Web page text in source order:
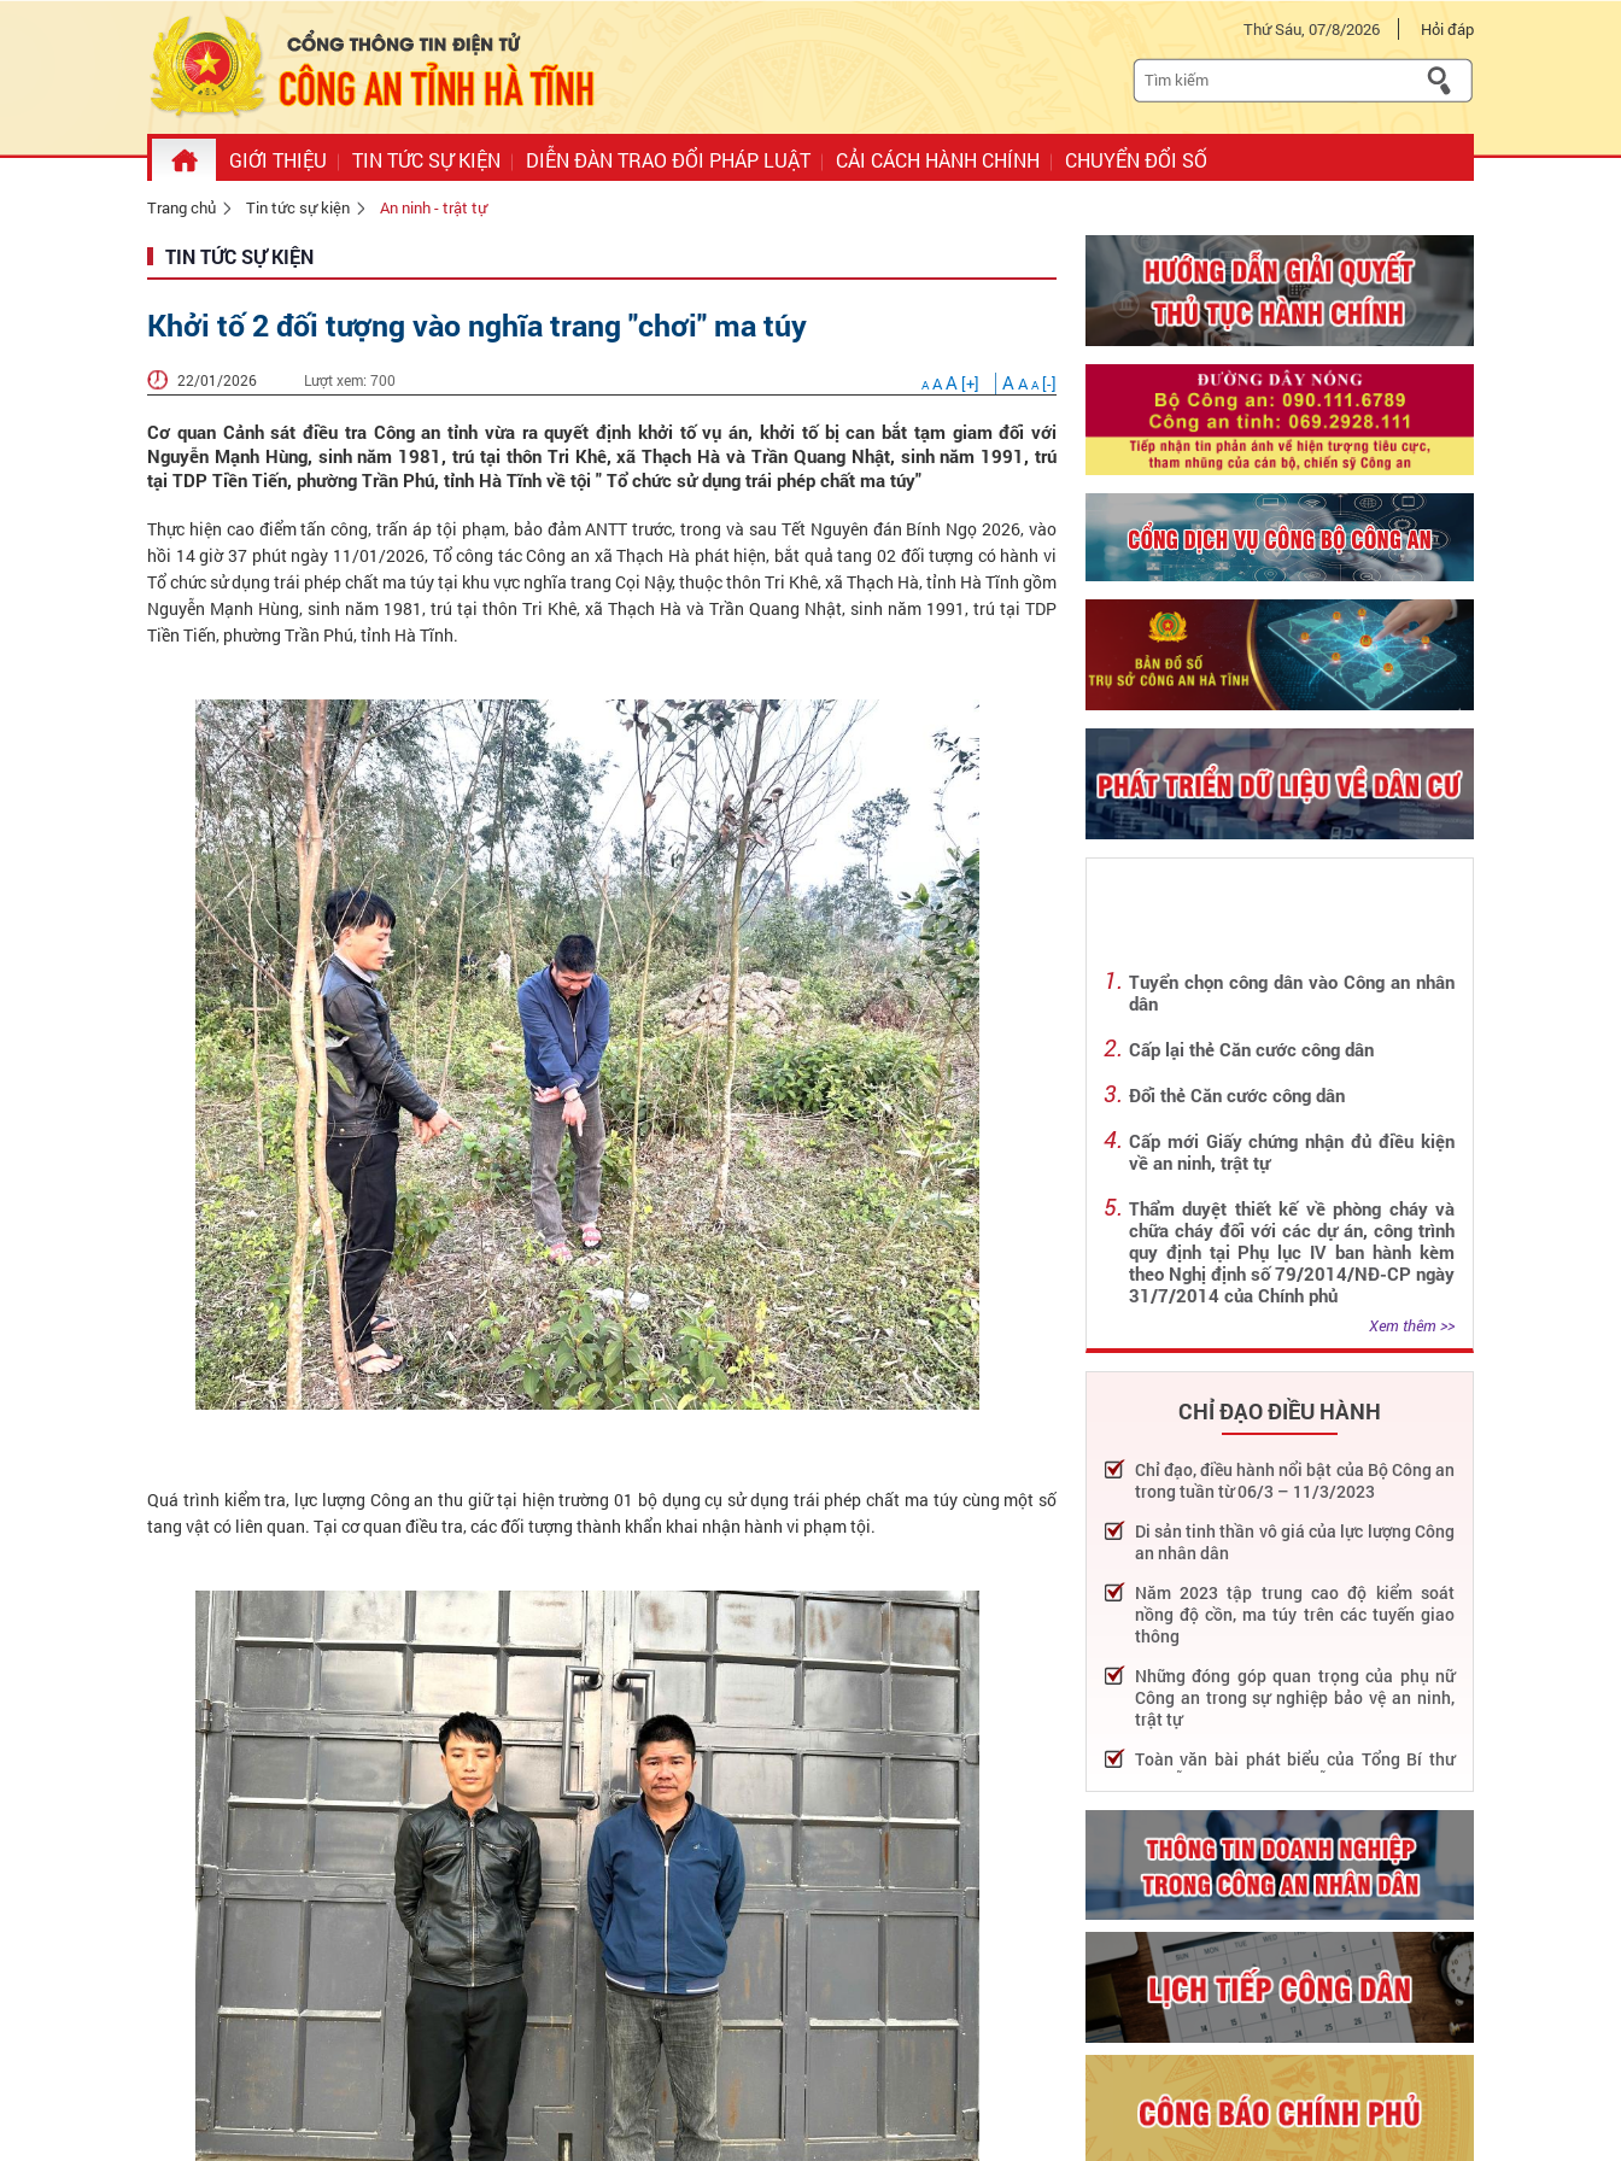
Thứ Sáu, 07/8/2026 Hỏi đáp
GIỚI THIỆU TIN TỨC SỰ KIỆN DIỄN ĐÀN TRAO ĐỔI PHÁP LUẬT CẢI CÁCH HÀNH CHÍNH CHUYỂN ĐỔI SỐ
Trang chủ Tin tức sự kiện An ninh - trật tự
TIN TỨC SỰ KIỆN
Khởi tố 2 đối tượng vào nghĩa trang "chơi" ma túy
22/01/2026 Lượt xem: 700 A AA[+] AA A[-]
Cơ quan Cảnh sát điều tra Công an tỉnh vừa ra quyết định khởi tố vụ án, khởi tố bị can bắt tạm giam đối với
Nguyễn Mạnh Hùng, sinh năm 1981, trú tại thôn Tri Khê, xã Thạch Hà và Trần Quang Nhật, sinh năm 1991, trú
tại TDP Tiền Tiến, phường Trần Phú, tỉnh Hà Tĩnh về tội " Tổ chức sử dụng trái phép chất ma túy"
Thực hiện cao điểm tấn công, trấn áp tội phạm, bảo đảm ANTT trước, trong và sau Tết Nguyên đán Bính Ngọ 2026, vào
hồi 14 giờ 37 phút ngày 11/01/2026, Tổ công tác Công an xã Thạch Hà phát hiện, bắt quả tang 02 đối tượng có hành vi
Tổ chức sử dụng trái phép chất ma túy tại khu vực nghĩa trang Cọi Nậy, thuộc thôn Tri Khê, xã Thạch Hà, tỉnh Hà Tĩnh gồm
Nguyễn Mạnh Hùng, sinh năm 1981, trú tại thôn Tri Khê, xã Thạch Hà và Trần Quang Nhật, sinh năm 1991, trú tại TDP
Tiền Tiến, phường Trần Phú, tỉnh Hà Tĩnh.
Quá trình kiểm tra, lực lượng Công an thu giữ tại hiện trường 01 bộ dụng cụ sử dụng trái phép chất ma túy cùng một số
tang vật có liên quan. Tại cơ quan điều tra, các đối tượng thành khẩn khai nhận hành vi phạm tội.
Tuyển chọn công dân vào Công an nhân
dân
Cấp lại thẻ Căn cước công dân
Đổi thẻ Căn cước công dân
Cấp mới Giấy chứng nhận đủ điều kiện
về an ninh, trật tự
Thẩm duyệt thiết kế về phòng cháy và
chữa cháy đối với các dự án, công trình
quy định tại Phụ lục IV ban hành kèm
theo Nghị định số 79/2014/NĐ-CP ngày
31/7/2014 của Chính phủ
Xem thêm >>
CHỈ ĐẠO ĐIỀU HÀNH
Chỉ đạo, điều hành nổi bật của Bộ Công an
trong tuần từ 06/3 – 11/3/2023
Di sản tinh thần vô giá của lực lượng Công
an nhân dân
Năm 2023 tập trung cao độ kiểm soát
nồng độ cồn, ma túy trên các tuyến giao
thông
Những đóng góp quan trọng của phụ nữ
Công an trong sự nghiệp bảo vệ an ninh,
trật tự
Toàn văn bài phát biểu của Tổng Bí thư
Nguyễn Phú Trọng tại Lễ kỷ niệm 75 năm
điều Bác Hồ dạy
75 năm thực hiện Sáu điều Bác Hồ dạy -
Lực lượng Công an nhân dân "rèn đức,
luyện tài, lập chiến công, vì nước quên
thân, vì dân phục vụ"
Chỉ đạo, điều hành nổi bật của Bộ Công an
trong tuần từ 27/2 – 04/3/2023
Phát huy thành tựu 50 năm phát triển
công nghệ thông tin trong Công an nhân
dân
Bảo đảm tuyệt đối an ninh, an toàn hàng
không góp phần thúc đẩy phát triển kinh
tế - xã hội